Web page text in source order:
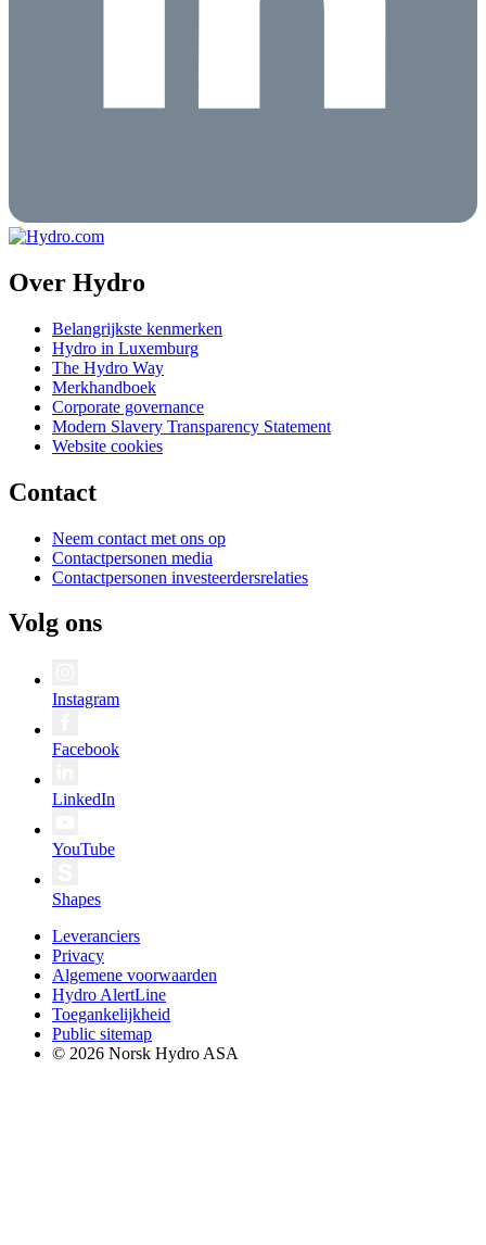
Over Hydro
Belangrijkste kenmerken
Hydro in Luxemburg
The Hydro Way
Merkhandboek
Corporate governance
Modern Slavery Transparency Statement
Website cookies
Contact
Neem contact met ons op
Contactpersonen media
Contactpersonen investeerdersrelaties
Volg ons
Instagram
Facebook
LinkedIn
YouTube
Shapes
Leveranciers
Privacy
Algemene voorwaarden
Hydro AlertLine
Toegankelijkheid
Public sitemap
© 2026 Norsk Hydro ASA